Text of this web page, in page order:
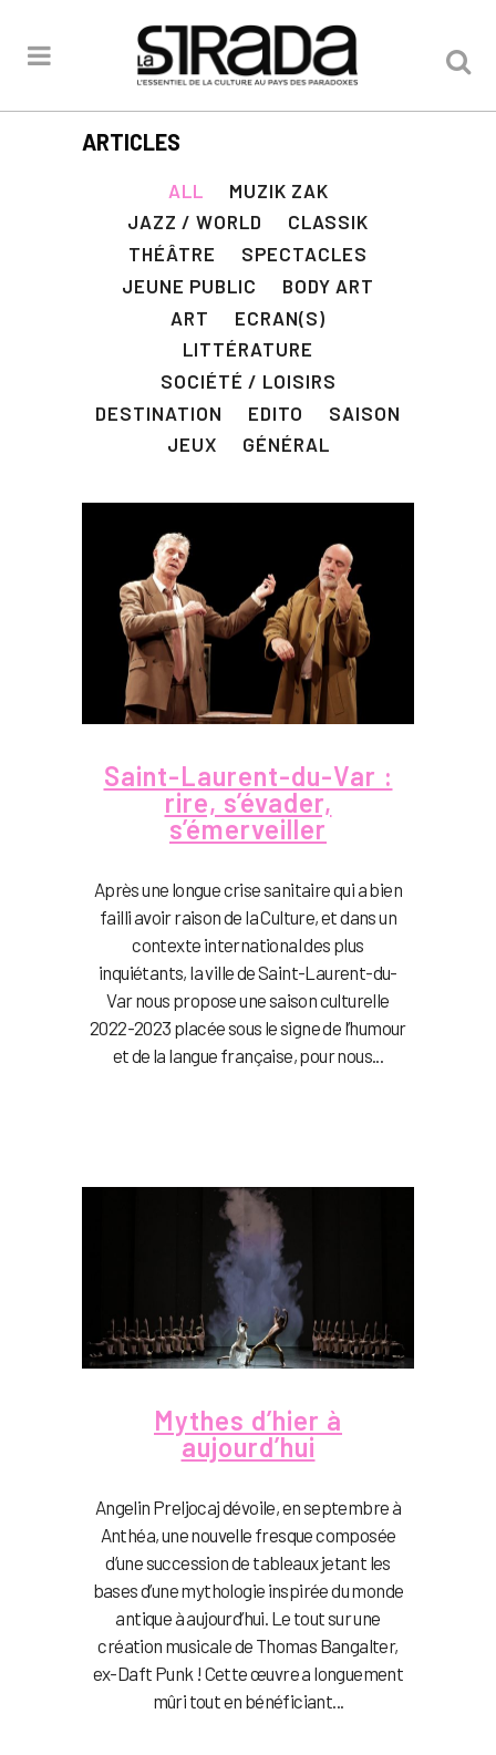
ARTICLES
ALL
MUZIK ZAK
JAZZ / WORLD
CLASSIK
THÉÂTRE
SPECTACLES
JEUNE PUBLIC
BODY ART
ART
ECRAN(S)
LITTÉRATURE
SOCIÉTÉ / LOISIRS
DESTINATION
EDITO
SAISON
JEUX
GÉNÉRAL
Saint-Laurent-du-Var :
rire, s’évader,
s’émerveiller
Après une longue crise sanitaire qui a bien
failli avoir raison de la Culture, et dans un
contexte international des plus
inquiétants, la ville de Saint-Laurent-du-
Var nous propose une saison culturelle
2022-2023 placée sous le signe de l’humour
et de la langue française, pour nous...
Mythes d’hier à
aujourd’hui
Angelin Preljocaj dévoile, en septembre à
Anthéa, une nouvelle fresque composée
d’une succession de tableaux jetant les
bases d’une mythologie inspirée du monde
antique à aujourd’hui. Le tout sur une
création musicale de Thomas Bangalter,
ex-Daft Punk ! Cette œuvre a longuement
mûri tout en bénéficiant...